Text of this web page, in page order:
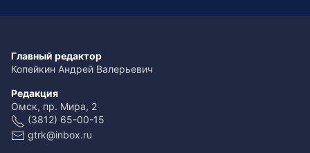
Главный редактор
Копейкин Андрей Валерьевич
Редакция
Омск, пр. Мира, 2
(3812) 65-00-15
gtrk@inbox.ru